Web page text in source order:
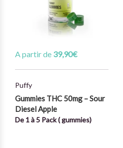
A partir de 39,90€
Puffy
Gummies THC 50mg – Sour
Diesel Apple
De 1 à 5 Pack ( gummies)